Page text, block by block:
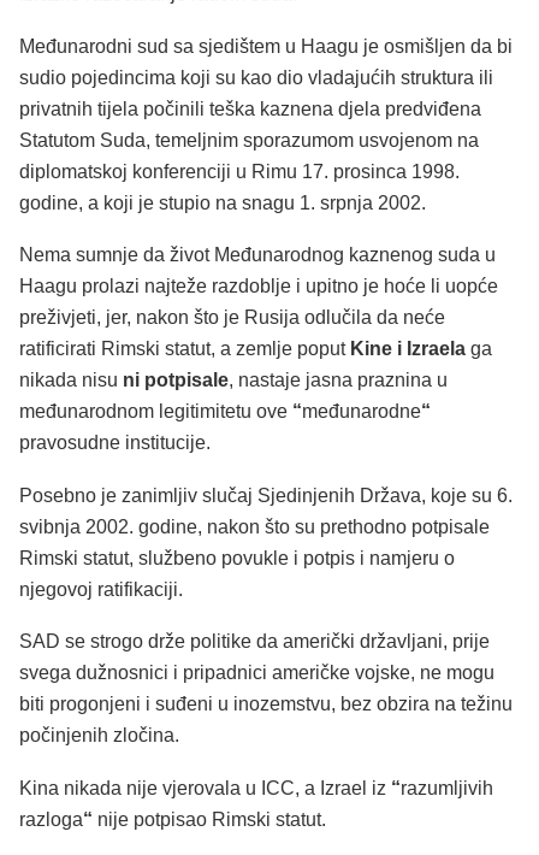
Međunarodni sud sa sjedištem u Haagu je osmišljen da bi
sudio pojedincima koji su kao dio vladajućih struktura ili
privatnih tijela počinili teška kaznena djela predviđena
Statutom Suda, temeljnim sporazumom usvojenom na
diplomatskoj konferenciji u Rimu 17. prosinca 1998.
godine, a koji je stupio na snagu 1. srpnja 2002.
Nema sumnje da život Međunarodnog kaznenog suda u
Haagu prolazi najteže razdoblje i upitno je hoće li uopće
preživjeti, jer, nakon što je Rusija odlučila da neće
ratificirati Rimski statut, a zemlje poput Kine i Izraela ga
nikada nisu ni potpisale, nastaje jasna praznina u
međunarodnom legitimitetu ove “međunarodne“
pravosudne institucije.
Posebno je zanimljiv slučaj Sjedinjenih Država, koje su 6.
svibnja 2002. godine, nakon što su prethodno potpisale
Rimski statut, službeno povukle i potpis i namjeru o
njegovoj ratifikaciji.
SAD se strogo drže politike da američki državljani, prije
svega dužnosnici i pripadnici američke vojske, ne mogu
biti progonjeni i suđeni u inozemstvu, bez obzira na težinu
počinjenih zločina.
Kina nikada nije vjerovala u ICC, a Izrael iz “razumljivih
razloga“ nije potpisao Rimski statut.